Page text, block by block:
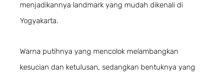
menjadikannya landmark yang mudah dikenali di
Yogyakarta.
Warna putihnya yang mencolok melambangkan
kesucian dan ketulusan, sedangkan bentuknya yang